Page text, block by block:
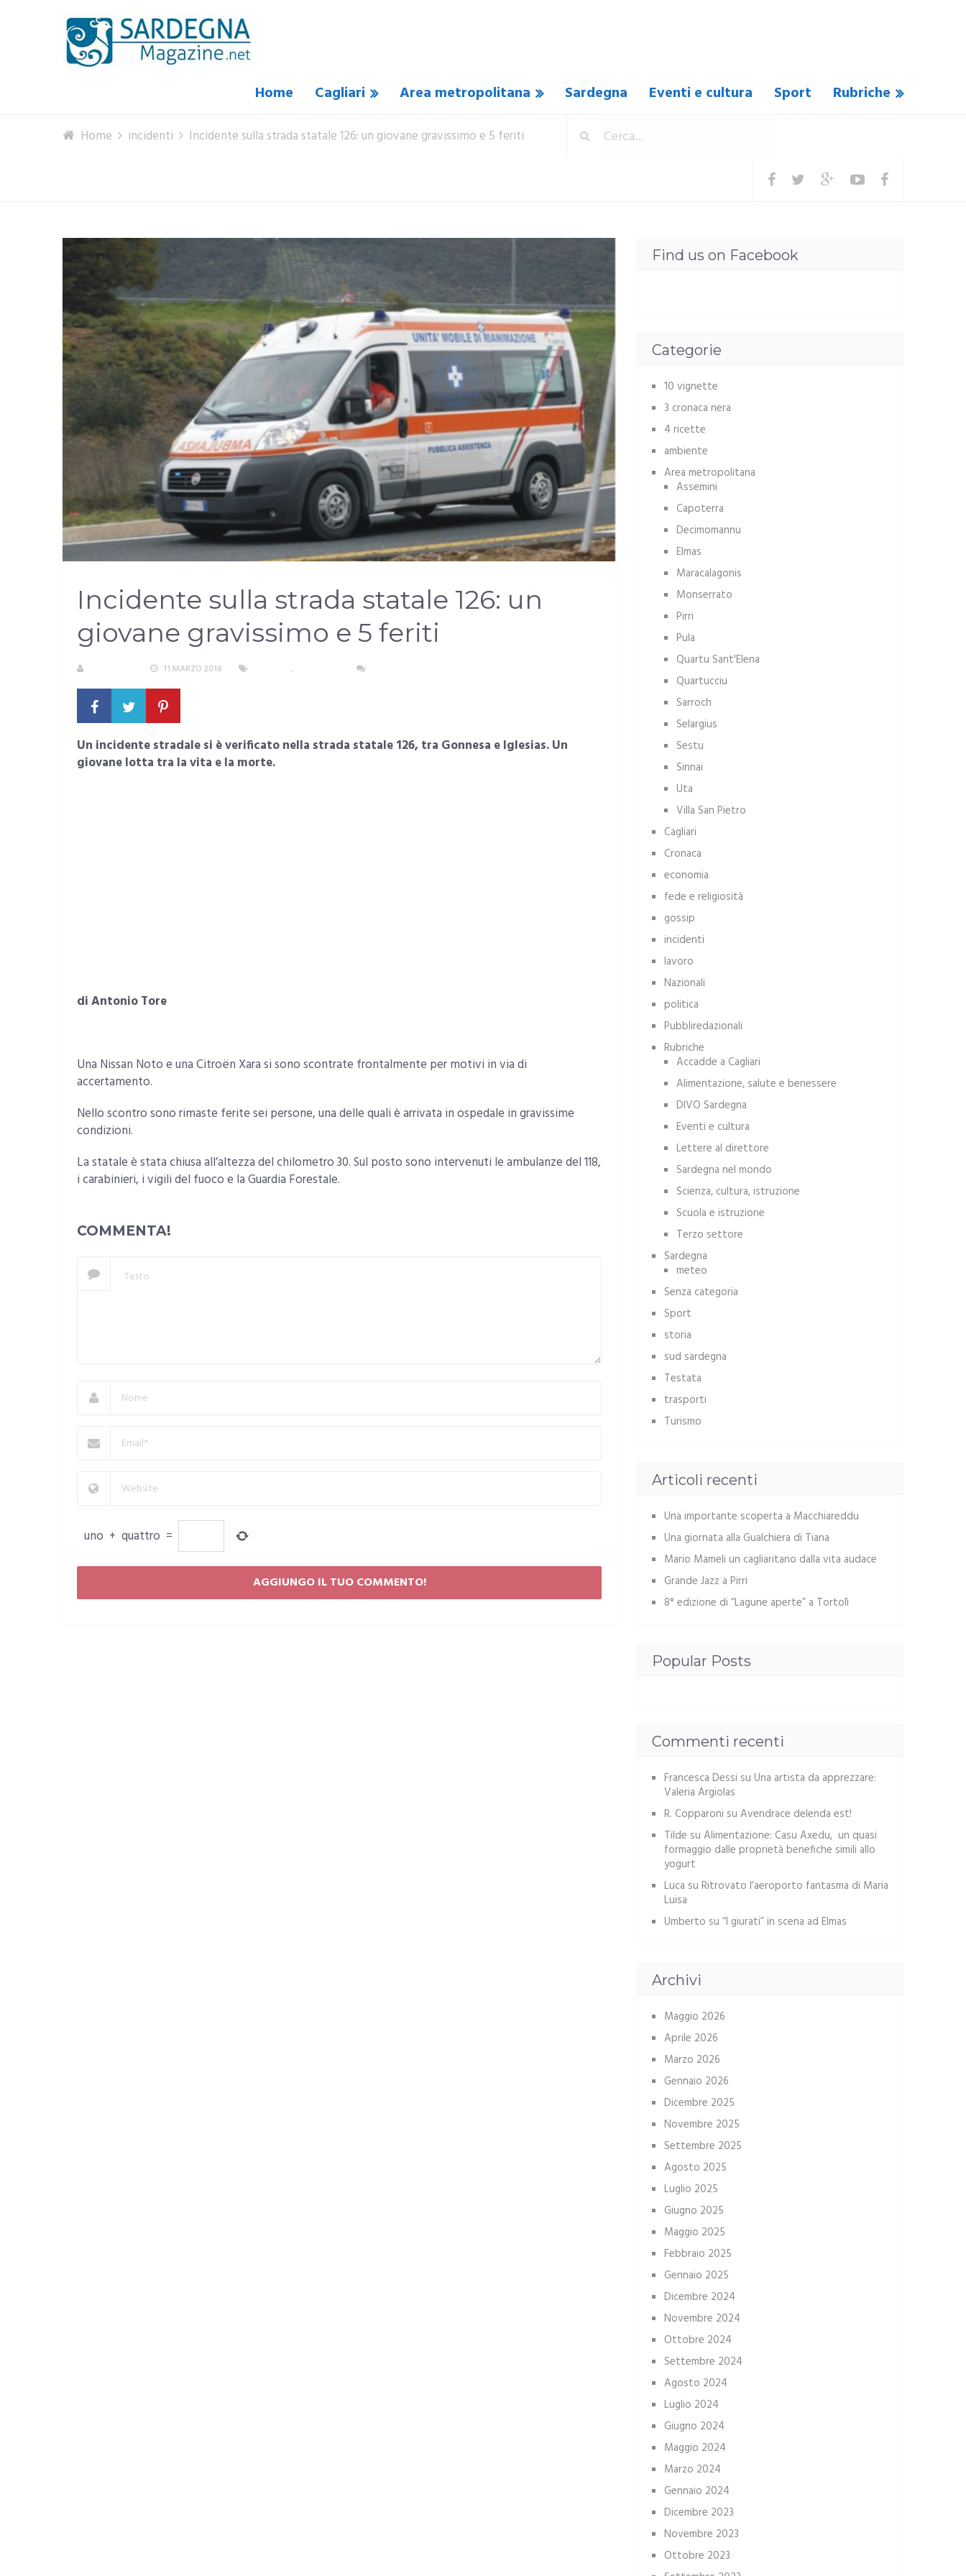
Home Cagliari Area metropolitana Sardegna Eventi e cultura Sport Rubriche
Home incidenti Incidente sulla strada statale 126: un giovane gravissimo e 5 feriti
Incidente sulla strada statale 126: un
giovane gravissimo e 5 feriti
11 MARZO 2018 ,
Un incidente stradale si è verificato nella strada statale 126, tra Gonnesa e Iglesias. Un
giovane lotta tra la vita e la morte.
di Antonio Tore
Una Nissan Noto e una Citroën Xara si sono scontrate frontalmente per motivi in via di
accertamento.
Nello scontro sono rimaste ferite sei persone, una delle quali è arrivata in ospedale in gravissime
condizioni.
La statale è stata chiusa all’altezza del chilometro 30. Sul posto sono intervenuti le ambulanze del 118,
i carabinieri, i vigili del fuoco e la Guardia Forestale.
COMMENTA!
uno + quattro =
Find us on Facebook
Categorie
10 vignette
3 cronaca nera
4 ricette
ambiente
Area metropolitana
Assemini
Capoterra
Decimomannu
Elmas
Maracalagonis
Monserrato
Pirri
Pula
Quartu Sant'Elena
Quartucciu
Sarroch
Selargius
Sestu
Sinnai
Uta
Villa San Pietro
Cagliari
Cronaca
economia
fede e religiosità
gossip
incidenti
lavoro
Nazionali
politica
Pubbliredazionali
Rubriche
Accadde a Cagliari
Alimentazione, salute e benessere
DIVO Sardegna
Eventi e cultura
Lettere al direttore
Sardegna nel mondo
Scienza, cultura, istruzione
Scuola e istruzione
Terzo settore
Sardegna
meteo
Senza categoria
Sport
storia
sud sardegna
Testata
trasporti
Turismo
Articoli recenti
Una importante scoperta a Macchiareddu
Una giornata alla Gualchiera di Tiana
Mario Mameli un cagliaritano dalla vita audace
Grande Jazz a Pirri
8° edizione di “Lagune aperte” a Tortolì
Popular Posts
Commenti recenti
Francesca Dessi su Una artista da apprezzare:
Valeria Argiolas
R. Copparoni su Avendrace delenda est!
Tilde su Alimentazione: Casu Axedu, un quasi
formaggio dalle proprietà benefiche simili allo
yogurt
Luca su Ritrovato l’aeroporto fantasma di Maria
Luisa
Umberto su “I giurati” in scena ad Elmas
Archivi
Maggio 2026
Aprile 2026
Marzo 2026
Gennaio 2026
Dicembre 2025
Novembre 2025
Settembre 2025
Agosto 2025
Luglio 2025
Giugno 2025
Maggio 2025
Febbraio 2025
Gennaio 2025
Dicembre 2024
Novembre 2024
Ottobre 2024
Settembre 2024
Agosto 2024
Luglio 2024
Giugno 2024
Maggio 2024
Marzo 2024
Gennaio 2024
Dicembre 2023
Novembre 2023
Ottobre 2023